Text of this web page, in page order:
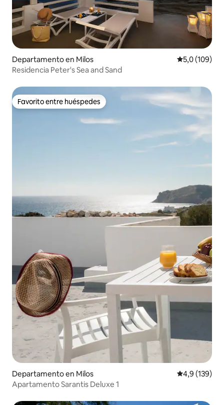
Departamento en Milos Calificación
5,0 (109)
Residencia Peter's Sea and Sand
Favorito entre huéspedes
Favorito entre huéspedes
Departamento en Milos Calificación
4,9 (139)
Apartamento Sarantis Deluxe 1